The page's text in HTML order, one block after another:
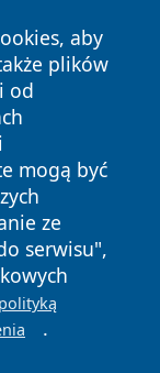
aby
plików
od
mogą być
ze
serwisu",
polityką
.
prawa
Polityka
Cookies